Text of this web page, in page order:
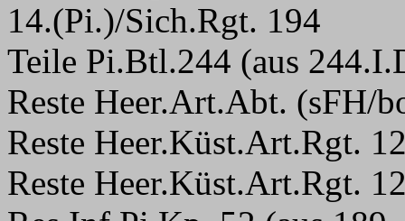
14.(Pi.)/Sich.Rgt. 194
Teile Pi.Btl.244 (aus
Reste Heer.Art.Abt. (sFH/
Reste Heer.Küst.Art.Rgt.
Reste Heer.Küst.Art.Rgt.